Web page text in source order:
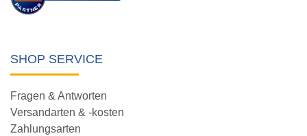
SHOP SERVICE
Fragen & Antworten
Versandarten & -kosten
Zahlungsarten